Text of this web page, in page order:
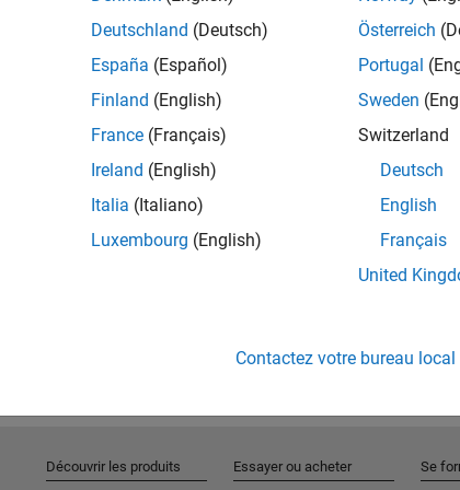
Deutschland (Deutsch)
España (Español)
Finland (English)
France (Français)
Ireland (English)
Italia (Italiano)
Luxembourg (English)
Österreich
Portugal
Sweden
Switzerland
Deutsch
English
Français
United
Contactez votre bureau local
Découvrir les produits Essayer ou acheter Se